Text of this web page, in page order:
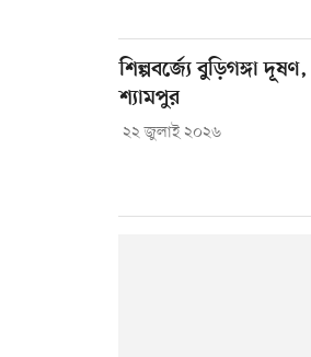
শিল্পবর্জ্যে বুড়িগঙ্গা
শ্যামপুর
২২ জুলাই ২০২৬